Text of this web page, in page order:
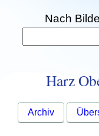
Nach
Harz
Archiv